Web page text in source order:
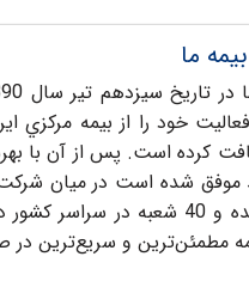
ما
كرده است. پس از آن با
موفق شده است در ميان
از 2000 نماينده و 40
مطمئن‌ترین و سریع‌ترین در